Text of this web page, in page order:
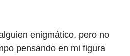
enigmático, pero no
pensando en mi figura